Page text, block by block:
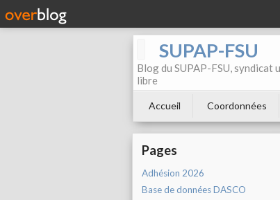
SUPAP-FSU
Blog du SUPAP-FSU,
libre
Accueil Coordonnées
Pages
Adhésion 2026
Base de données DASCO